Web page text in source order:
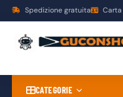
Spedizione gratuita
CATEGORIE